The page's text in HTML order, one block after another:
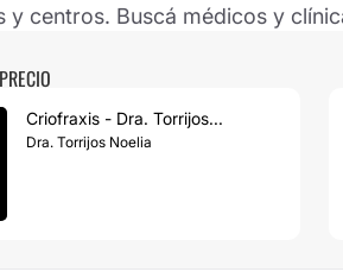
y centros. Buscá médicos y
PRECIO
Criofraxis - Dra. Torrijos...
Dra. Torrijos Noelia